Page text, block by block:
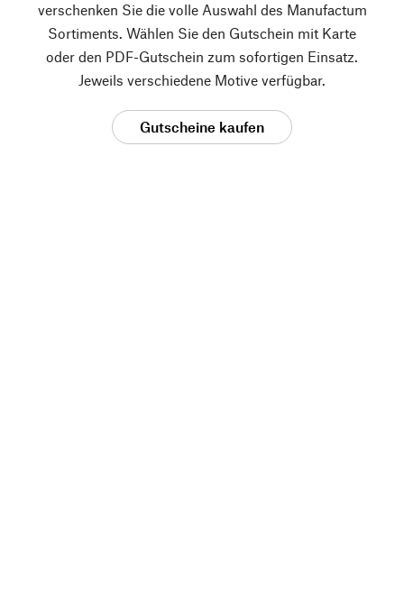
verschenken Sie die volle Auswahl des Manufactum
Sortiments. Wählen Sie den Gutschein mit Karte
oder den PDF-Gutschein zum sofortigen Einsatz.
Jeweils verschiedene Motive verfügbar.
Gutscheine kaufen